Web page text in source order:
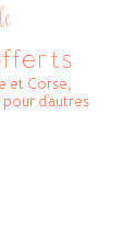
et Corse,
pour d'autres